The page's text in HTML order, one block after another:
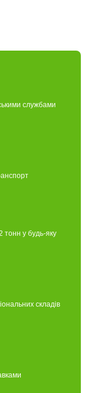
службами
тонн у будь-яку
складів